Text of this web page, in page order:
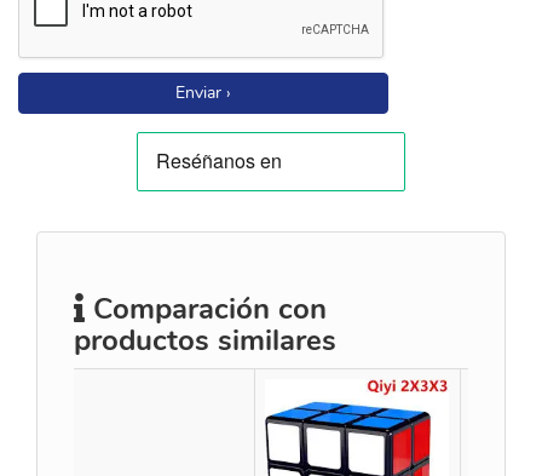
Enviar ›
Comparación con
productos similares